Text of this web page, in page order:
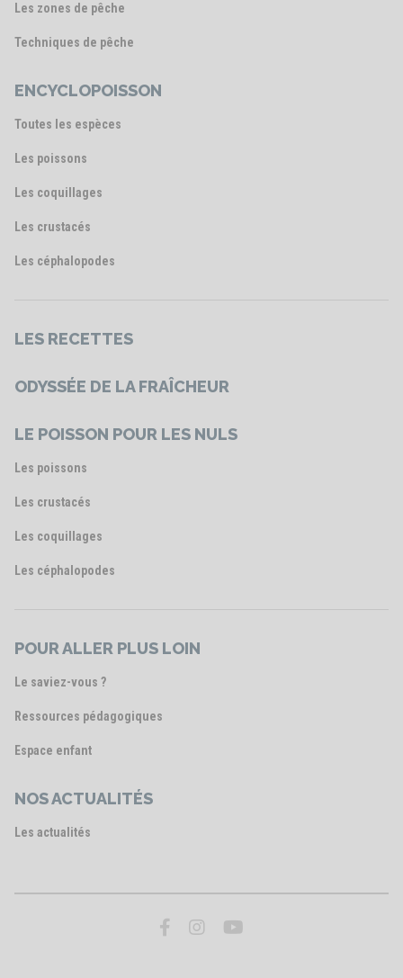
Les zones de pêche
Techniques de pêche
ENCYCLOPOISSON
Toutes les espèces
Les poissons
Les coquillages
Les crustacés
Les céphalopodes
LES RECETTES
ODYSSÉE DE LA FRAÎCHEUR
LE POISSON POUR LES NULS
Les poissons
Les crustacés
Les coquillages
Les céphalopodes
POUR ALLER PLUS LOIN
Le saviez-vous ?
Ressources pédagogiques
Espace enfant
NOS ACTUALITÉS
Les actualités